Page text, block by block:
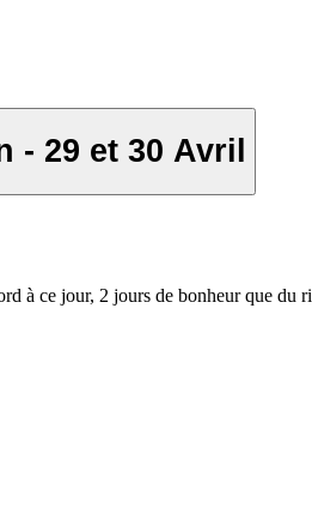
- 29 et 30 Avril
à ce jour, 2 jours de bonheur que du